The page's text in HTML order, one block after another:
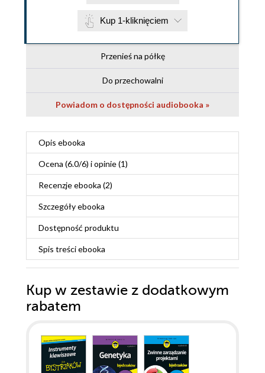
Kup 1-kliknięciem
Przenieś na półkę
Do przechowalni
Powiadom o dostępności audiobooka »
Opis ebooka
Ocena (6.0/6) i opinie (1)
Recenzjeebooka (2)
Szczegółyebooka
Dostępność produktu
Spis treściebooka
Kup w zestawie z dodatkowym
rabatem